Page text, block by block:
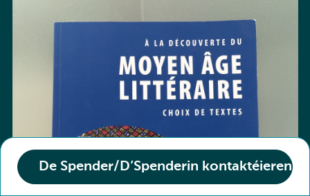
De Spender/D’Spenderin kontaktéieren